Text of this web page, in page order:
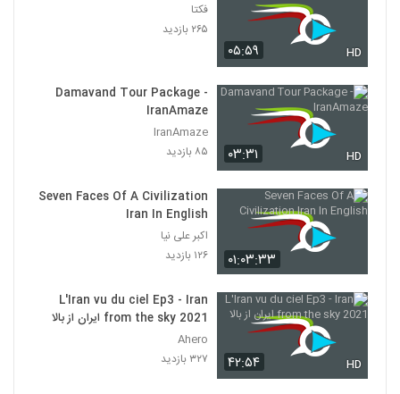
۰۵:۵۹ HD
فکتا
۲۶۵ بازدید
۰۳:۳۱ HD
Damavand Tour Package -
IranAmaze
IranAmaze
۸۵ بازدید
۰۱:۰۳:۳۳
Seven Faces Of A Civilization
Iran In English
اکبر علی نیا
۱۲۶ بازدید
۴۲:۵۴ HD
L'Iran vu du ciel Ep3 - Iran
from the sky 2021 ایران از بالا
Ahero
۳۲۷ بازدید